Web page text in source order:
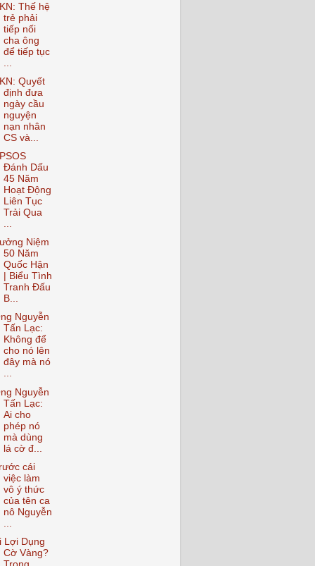
Thế hệ
trẻ phải
tiếp nối
cha ông
để tiếp tục
Quyết
định đưa
ngày cầu
nguyện
nạn nhân
CS và...
Đánh Dấu
45 Năm
Hoạt Động
Liên Tục
Trải Qua
...
Niệm
50 Năm
Quốc Hận
| Biểu Tình
Tranh Đấu
B...
Nguyễn
Tấn Lạc:
Không để
cho nó lên
đây mà nó
...
Nguyễn
Tấn Lạc:
Ai cho
phép nó
mà dùng
lá cờ đ...
cái
việc làm
vô ý thức
của tên ca
nô Nguyễn
Lợi Dụng
Cờ Vàng?